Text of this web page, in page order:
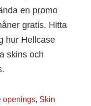
en promo
gratis. Hitta
hur Hellcase
skins och
openings, Skin